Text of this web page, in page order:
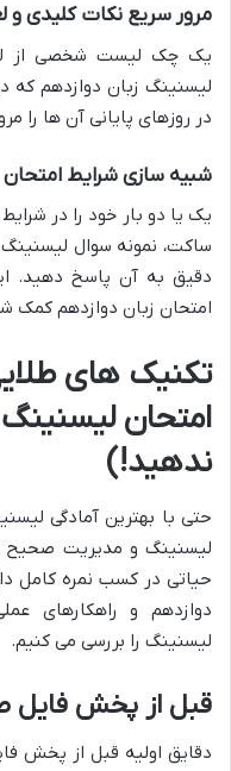
مرور سریع نکات کلیدی و
یک چک لیست شخصی از
لیسنینگ زبان دوازدهمکه
در روزهای پایانی آن ها را
شبیه سازی شرایط امتحان
یک یا دو بار خود را در
ساکت، نمونه سوال
دقیق به آن پاسخ دهید.
امتحان زبان دوازدهم کمک
تکنیک های
امتحان
ندهید!)
حتی با بهترین آمادگی
لیسنینگ و مدیریت صحیح
حیاتی در کسب نمره کامل
دوازدهم و راهکارهای
لیسنینگ را بررسی می کنیم.
قبل از پخش فایل
دقایق اولیه قبل از پخش